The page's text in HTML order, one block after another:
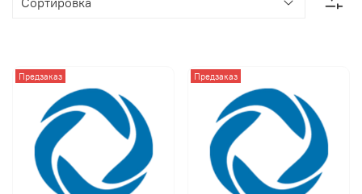
Предзаказ Предзаказ